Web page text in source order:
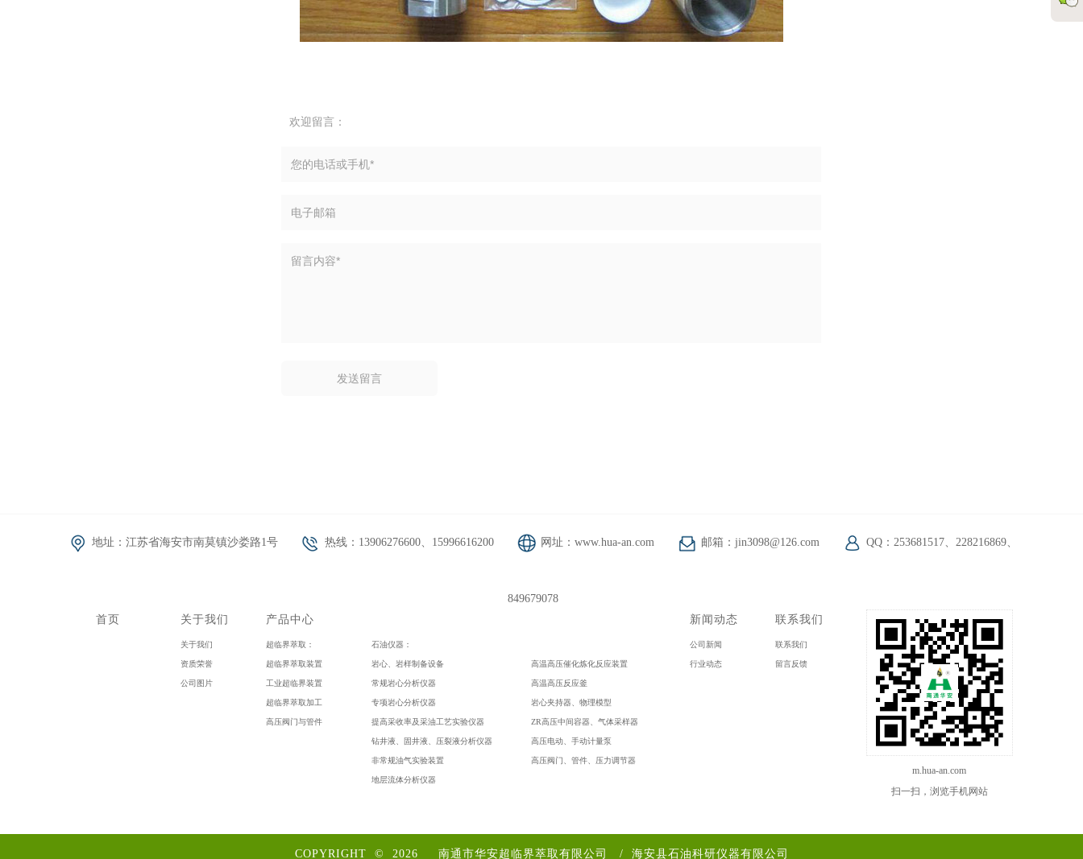
欢迎留言：
地址：江苏省海安市南莫镇沙娄路1号 热线：13906276600、15996616200 网址：www.hua-an.com 邮箱：jin3098@126.com QQ：253681517、228216869、
849679078
首页 关于我们
关于我们
资质荣誉
公司图片
产品中心
超临界萃取：
超临界萃取装置
工业超临界装置
超临界萃取加工
高压阀门与管件
石油仪器：
岩心、岩样制备设备
常规岩心分析仪器
专项岩心分析仪器
提高采收率及采油工艺实验仪器
钻井液、固井液、压裂液分析仪器
非常规油气实验装置
地层流体分析仪器
高温高压催化炼化反应装置
高温高压反应釜
岩心夹持器、物理模型
ZR高压中间容器、气体采样器
高压电动、手动计量泵
高压阀门、管件、压力调节器
新闻动态
公司新闻
行业动态
联系我们
联系我们
留言反馈
m.hua-an.com
扫一扫，浏览手机网站
COPYRIGHT © 2026 南通市华安超临界萃取有限公司 / 海安县石油科研仪器有限公司